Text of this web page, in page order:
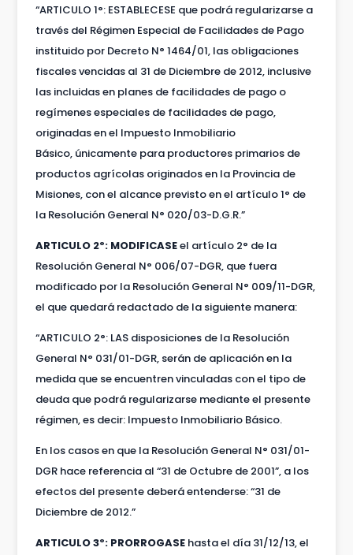
“ARTICULO 1°: ESTABLECESE que podrá regularizarse a
través del Régimen Especial de Facilidades de Pago
instituido por Decreto N° 1464/01, las obligaciones
fiscales vencidas al 31 de Diciembre de 2012, inclusive
las incluidas en planes de facilidades de pago o
regímenes especiales de facilidades de pago,
originadas en el Impuesto Inmobiliario
Básico, únicamente para productores primarios de
productos agrícolas originados en la Provincia de
Misiones, con el alcance previsto en el artículo 1° de
la Resolución General N° 020/03-D.G.R.”
ARTICULO 2º: MODIFICASEel artículo 2° de la
Resolución General N° 006/07-DGR, que fuera
modificado por la Resolución General N° 009/11-DGR,
el que quedará redactado de la siguiente manera:
“ARTICULO 2°: LAS disposiciones de la Resolución
General N° 031/01-DGR, serán de aplicación en la
medida que se encuentren vinculadas con el tipo de
deuda que podrá regularizarse mediante el presente
régimen, es decir: Impuesto Inmobiliario Básico.
En los casos en que la Resolución General N° 031/01-
DGR hace referencia al “31 de Octubre de 2001”, a los
efectos del presente deberá entenderse: “31 de
Diciembre de 2012.”
ARTICULO 3º: PRORROGASE hasta el día 31/12/13, el